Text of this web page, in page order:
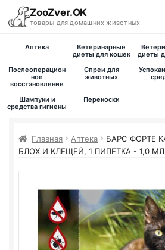
ZooZver.OK
товары для домашних животных
Каталог
Вакансии
Аптека
Ветеринарные
диеты для кошек
диеты
Послеоперацион
ное
восстановление
Спреи для
животных
Шампуни и
средства гигиены
Переноски
Главная Аптека
БАРС ФОРТЕ
БЛОХ И КЛЕЩЕЙ, 1 ПИПЕТКА - 1,0 МЛ